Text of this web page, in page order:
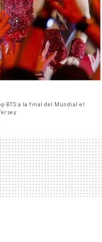
BTS a la final del Mundial el